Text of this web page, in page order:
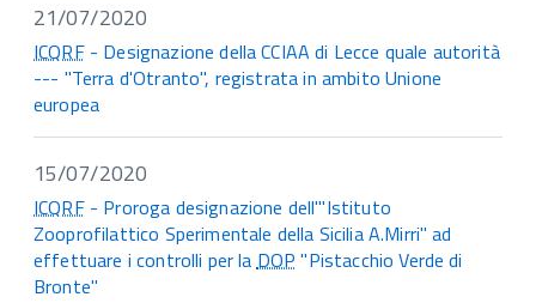
21/07/2020
ICQRF- Designazione della CCIAA di Lecce quale autorità
--- "Terra d'Otranto", registrata in ambito Unione
europea
15/07/2020
ICQRF- Proroga designazione dell'"Istituto
Zooprofilattico Sperimentale della Sicilia A.Mirri" ad
effettuare i controlli per laDOP "Pistacchio Verde di
Bronte"